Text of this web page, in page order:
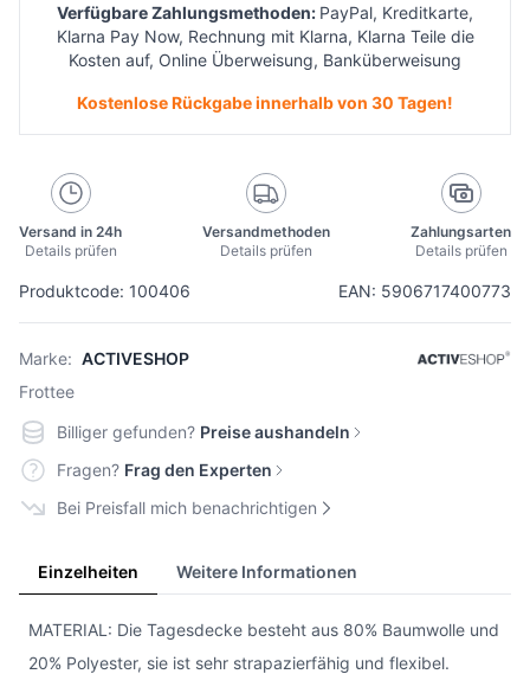
Produktcode: 100406 EAN: 5906717400773
Marke: ACTIVESHOP
Frottee
Verfügbare Zahlungsmethoden: PayPal, Kreditkarte,
Klarna Pay Now, Rechnung mit Klarna, Klarna Teile die
Kosten auf, Online Überweisung, Banküberweisung
Kostenlose Rückgabe innerhalb von 30 Tagen!
Versand in 24h
Details prüfen
Versandmethoden
Details prüfen
Zahlungsarten
Details prüfen
Billiger gefunden? Preise aushandeln
Fragen? Frag den Experten
Bei Preisfall mich benachrichtigen
Einzelheiten Weitere Informationen
MATERIAL: Die Tagesdecke besteht aus 80% Baumwolle und
20% Polyester, sie ist sehr strapazierfähig und flexibel.